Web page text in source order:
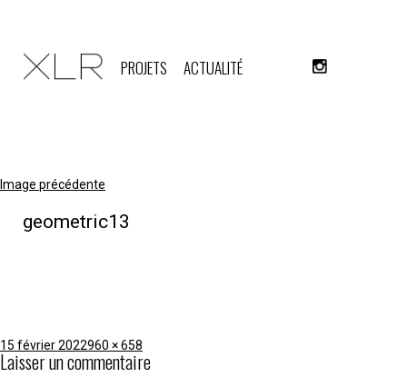
PROJETS ACTUALITÉ
Image précédente
geometric13
Publié
le
15 février 2022Taille
réelle
960 × 658
Laisser un commentaire